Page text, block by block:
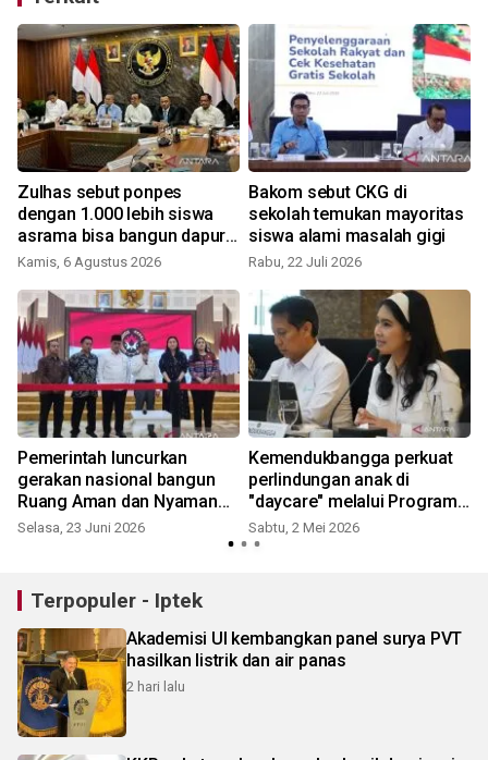
Zulhas sebut ponpes
dengan 1.000 lebih siswa
asrama bisa bangun dapur
MBG
Kamis, 6 Agustus 2026
Bakom sebut CKG di
sekolah temukan mayoritas
siswa alami masalah gigi
Rabu, 22 Juli 2026
Pemerintah luncurkan
gerakan nasional bangun
Ruang Aman dan Nyaman
bagi Anak
Selasa, 23 Juni 2026
Kemendukbangga perkuat
perlindungan anak di
"daycare" melalui Program
Tamasya
Sabtu, 2 Mei 2026
Terpopuler - Iptek
Akademisi UI kembangkan panel surya PVT
hasilkan listrik dan air panas
2 hari lalu